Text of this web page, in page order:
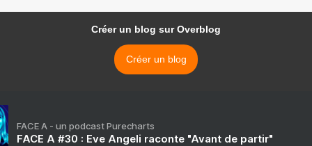
Créer un blog sur Overblog
Créer un blog
FACE A - un podcast Purecharts
FACE A #30 : Eve Angeli raconte "Avant de partir"